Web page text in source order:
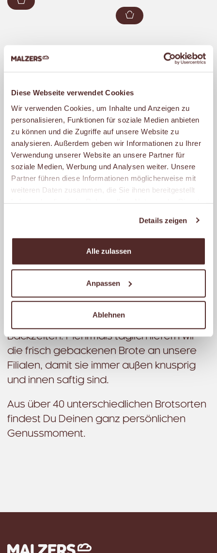
Diese Webseite verwendet Cookies
Wir verwenden Cookies, um Inhalte und Anzeigen zu
personalisieren, Funktionen für soziale Medien anbieten
zu können und die Zugriffe auf unsere Website zu
analysieren. Außerdem geben wir Informationen zu Ihrer
Verwendung unserer Website an unsere Partner für
soziale Medien, Werbung und Analysen weiter. Unsere
Partner führen diese Informationen möglicherweise mit
weiteren Daten zusammen, die Sie ihnen bereitgestellt
Details zeigen
Alle zulassen
Anpassen
Ablehnen
Zum Warenkorb
Das morgendliche Verkosten der frisch
gebackenen Brote ist bei MALZERS nicht
nur ein traditionelles Ritual, sondern für
alle, die dabei sind, auch einer der
Höhepunkte des Tages. Die feinen
Röststoffe zu riechen, die kross
gebackene Kruste aufzubrechen, und
schmecken: Diesen Genuss möchten wir
auch Dir bieten, jeden Tag. Morgens.
Mittags. Abends.
Deshalb backen wir nur mit unserem
Backzeiten. Mehrmals täglich liefern wir
die frisch gebackenen Brote an unsere
Filialen, damit sie immer außen knusprig
und innen saftig sind.
Aus über 40 unterschiedlichen Brotsorten
findest Du Deinen ganz persönlichen
Genussmoment.